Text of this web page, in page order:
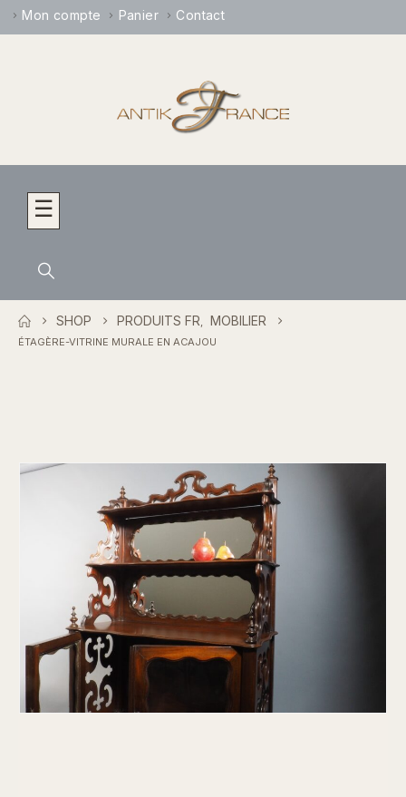
Mon compte Panier Contact
☰
SHOP PRODUITS FR, MOBILIER
ÉTAGÈRE-VITRINE MURALE EN ACAJOU